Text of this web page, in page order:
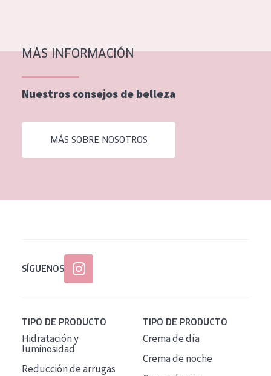
Piel expuesta al sol
Piel menopáusica
Todas las edades
Edad: de 35 a 55
MÁS INFORMACIÓN
Nuestros consejos de belleza
MÁS SOBRE NOSOTROS
SÍGUENOS
TIPO DE PRODUCTO
Hidratación y
luminosidad
Reducción de arrugas
TIPO DE PRODUCTO
Crema de día
Crema de noche